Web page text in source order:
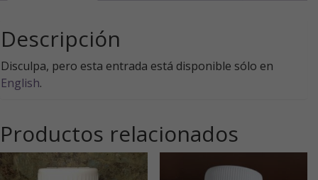
Descripción
Disculpa, pero esta entrada está disponible sólo en
English.
Productos relacionados